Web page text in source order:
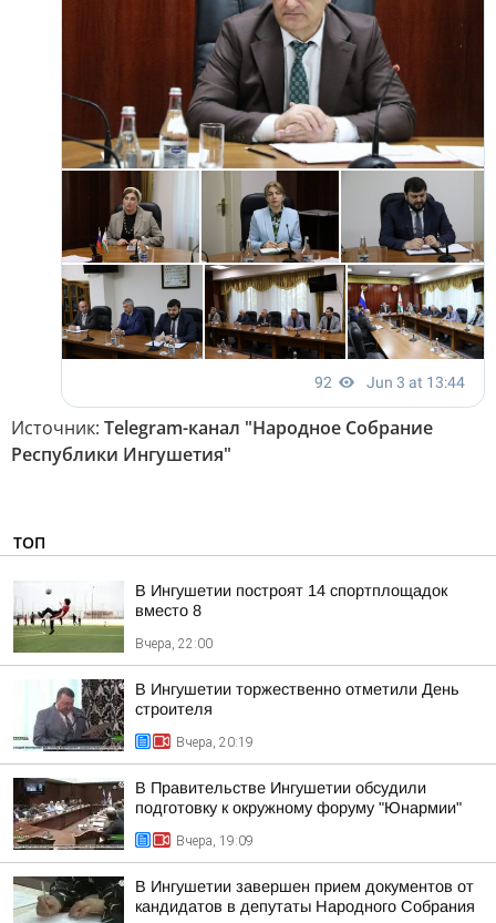
Источник: Telegram-канал "Народное Собрание
Республики Ингушетия"
ТОП
В Ингушетии построят 14 спортплощадок
вместо 8
Вчера, 22:00
В Ингушетии торжественно отметили День
строителя
Вчера, 20:19
В Правительстве Ингушетии обсудили
подготовку к окружному форуму "Юнармии"
Вчера, 19:09
В Ингушетии завершен прием документов от
кандидатов в депутаты Народного Собрания